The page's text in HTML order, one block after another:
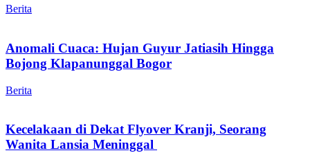
Berita
Anomali Cuaca: Hujan Guyur Jatiasih Hingga
Bojong Klapanunggal Bogor
Berita
Kecelakaan di Dekat Flyover Kranji, Seorang
Wanita Lansia Meninggal